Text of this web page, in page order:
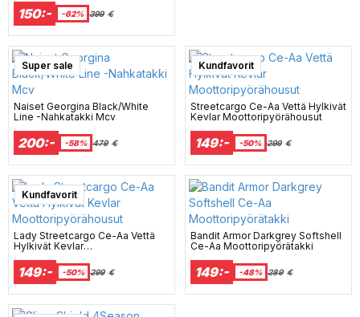
150:- -62% 399 €
Super sale
Naiset Georgina Black/White
Line -Nahkatakki Mcv
200:- -58% 479 €
Kundfavorit
Streetcargo Ce-Aa Vettä Hylkivät
Kevlar Moottoripyörähousut
149:- -50% 299 €
Kundfavorit
Lady Streetcargo Ce-Aa Vettä
Hylkivät Kevlar
149:- -50% 299 €
Bandit Armor Darkgrey Softshell
Ce-Aa Moottoripyörätakki
149:- -48% 289 €